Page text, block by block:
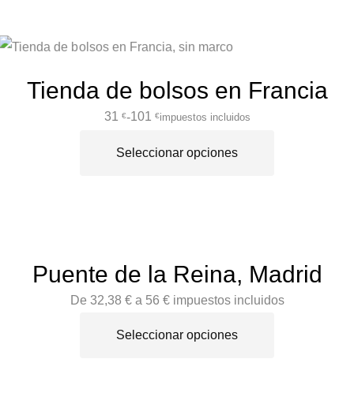
Tienda de bolsos en Francia
31 €-101 €impuestos incluidos
Seleccionar opciones
Puente de la Reina, Madrid
De 32,38 € a 56 € impuestos incluidos
Seleccionar opciones